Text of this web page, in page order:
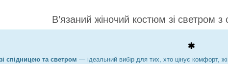
В’язаний жіночий костюм зі светром
спідницею та светром — ідеальний вибір для тих, хто цінує комфорт,